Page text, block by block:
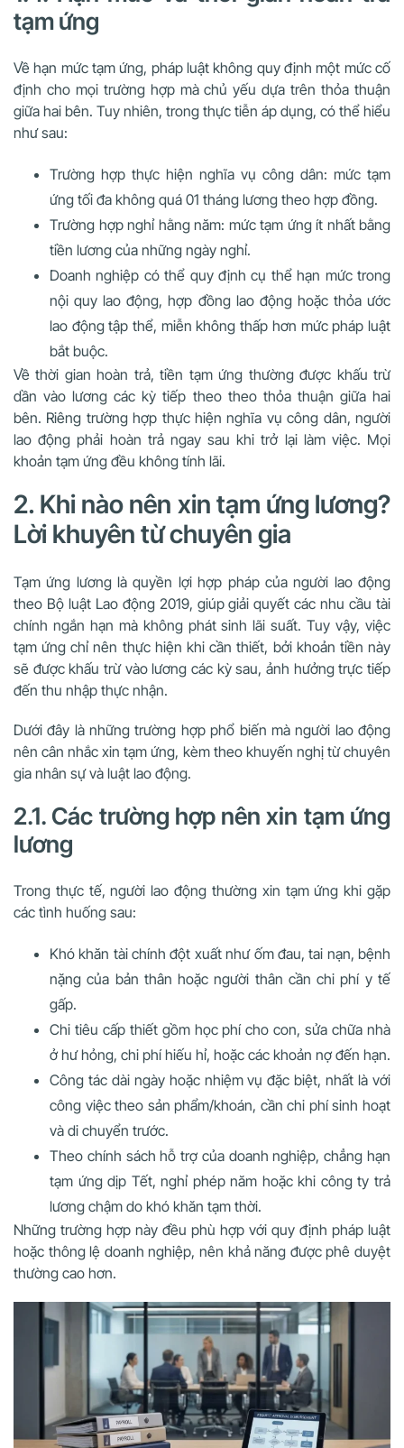
tạm ứng
Về hạn mức tạm ứng, pháp luật không quy định một mức cố
định cho mọi trường hợp mà chủ yếu dựa trên thỏa thuận
giữa hai bên. Tuy nhiên, trong thực tiễn áp dụng, có thể hiểu
như sau:
Trường hợp thực hiện nghĩa vụ công dân: mức tạm
ứng tối đa không quá 01 tháng lương theo hợp đồng.
Trường hợp nghỉ hằng năm: mức tạm ứng ít nhất bằng
tiền lương của những ngày nghỉ.
Doanh nghiệp có thể quy định cụ thể hạn mức trong
nội quy lao động, hợp đồng lao động hoặc thỏa ước
lao động tập thể, miễn không thấp hơn mức pháp luật
bắt buộc.
Về thời gian hoàn trả, tiền tạm ứng thường được khấu trừ
dần vào lương các kỳ tiếp theo theo thỏa thuận giữa hai
bên. Riêng trường hợp thực hiện nghĩa vụ công dân, người
lao động phải hoàn trả ngay sau khi trở lại làm việc. Mọi
khoản tạm ứng đều không tính lãi.
2. Khi nào nên xin tạm ứng lương?
Lời khuyên từ chuyên gia
Tạm ứng lương là quyền lợi hợp pháp của người lao động
theo Bộ luật Lao động 2019, giúp giải quyết các nhu cầu tài
chính ngắn hạn mà không phát sinh lãi suất. Tuy vậy, việc
tạm ứng chỉ nên thực hiện khi cần thiết, bởi khoản tiền này
sẽ được khấu trừ vào lương các kỳ sau, ảnh hưởng trực tiếp
đến thu nhập thực nhận.
Dưới đây là những trường hợp phổ biến mà người lao động
nên cân nhắc xin tạm ứng, kèm theo khuyến nghị từ chuyên
gia nhân sự và luật lao động.
2.1. Các trường hợp nên xin tạm ứng
lương
Trong thực tế, người lao động thường xin tạm ứng khi gặp
các tình huống sau:
Khó khăn tài chính đột xuấtnhư ốm đau, tai nạn, bệnh
nặng của bản thân hoặc người thân cần chi phí y tế
gấp.
Chi tiêu cấp thiếtgồm học phí cho con, sửa chữa nhà
ở hư hỏng, chi phí hiếu hỉ, hoặc các khoản nợ đến hạn.
Công tác dài ngày hoặc nhiệm vụ đặc biệt, nhất là với
công việc theo sản phẩm/khoán, cần chi phí sinh hoạt
và di chuyển trước.
Theo chính sách hỗ trợ của doanh nghiệp, chẳng hạn
tạm ứng dịp Tết, nghỉ phép năm hoặc khi công ty trả
lương chậm do khó khăn tạm thời.
Những trường hợp này đều phù hợp với quy định pháp luật
hoặc thông lệ doanh nghiệp, nên khả năng được phê duyệt
thường cao hơn.